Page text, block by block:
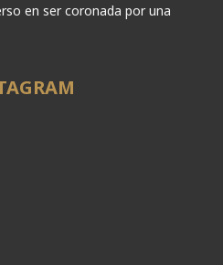
en ser coronada por una